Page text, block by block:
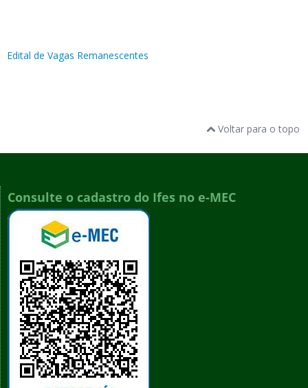
Edital de Vagas Remanescentes
Voltar para o topo
Consulte o cadastro do Ifes no e-MEC